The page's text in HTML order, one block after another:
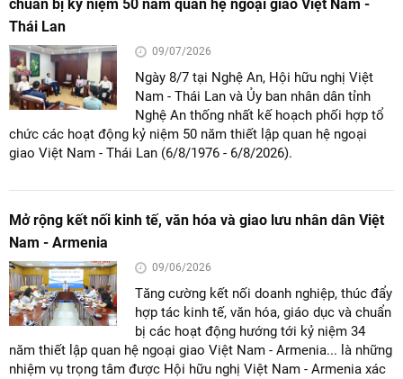
chuẩn bị kỷ niệm 50 năm quan hệ ngoại giao Việt Nam -
Thái Lan
09/07/2026
Ngày 8/7 tại Nghệ An, Hội hữu nghị Việt
Nam - Thái Lan và Ủy ban nhân dân tỉnh
Nghệ An thống nhất kế hoạch phối hợp tổ
chức các hoạt động kỷ niệm 50 năm thiết lập quan hệ ngoại
giao Việt Nam - Thái Lan (6/8/1976 - 6/8/2026).
Mở rộng kết nối kinh tế, văn hóa và giao lưu nhân dân Việt
Nam - Armenia
09/06/2026
Tăng cường kết nối doanh nghiệp, thúc đẩy
hợp tác kinh tế, văn hóa, giáo dục và chuẩn
bị các hoạt động hướng tới kỷ niệm 34
năm thiết lập quan hệ ngoại giao Việt Nam - Armenia... là những
nhiệm vụ trọng tâm được Hội hữu nghị Việt Nam - Armenia xác